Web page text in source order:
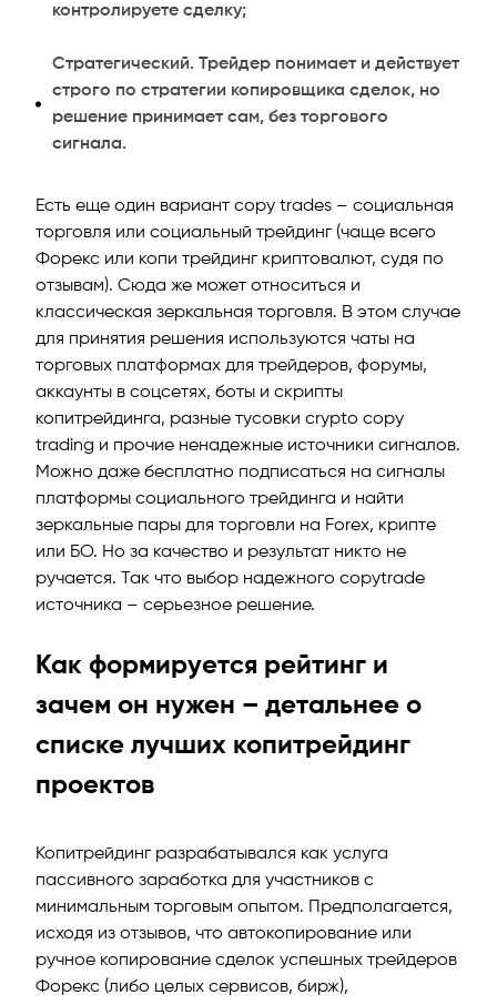
контролируете сделку;
Стратегический. Трейдер понимает и действует
строго по стратегии копировщика сделок, но
решение принимает сам, без торгового
сигнала.
Есть еще один вариант copy trades – социальная
торговля или социальный трейдинг (чаще всего
Форекс или копи трейдинг криптовалют, судя по
отзывам). Сюда же может относиться и
классическая зеркальная торговля. В этом случае
для принятия решения используются чаты на
торговых платформах для трейдеров, форумы,
аккаунты в соцсетях, боты и скрипты
копитрейдинга, разные тусовки crypto copy
trading и прочие ненадежные источники сигналов.
Можно даже бесплатно подписаться на сигналы
платформы социального трейдинга и найти
зеркальные пары для торговли на Forex, крипте
или БО. Но за качество и результат никто не
ручается. Так что выбор надежного copytrade
источника – серьезное решение.
Как формируется рейтинг и
зачем он нужен – детальнее о
списке лучших копитрейдинг
проектов
Копитрейдинг разрабатывался как услуга
пассивного заработка для участников с
минимальным торговым опытом. Предполагается,
исходя из отзывов, что автокопирование или
ручное копирование сделок успешных трейдеров
Форекс (либо целых сервисов, бирж),